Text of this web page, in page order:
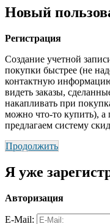
Новый
Регистрация
Создание учетной
покупки быстрее (не
контактную
видеть заказы,
накапливать при
можно что-то купить),
предлагаем систему
Продолжить
Я уже
Авторизация
E-Mail: